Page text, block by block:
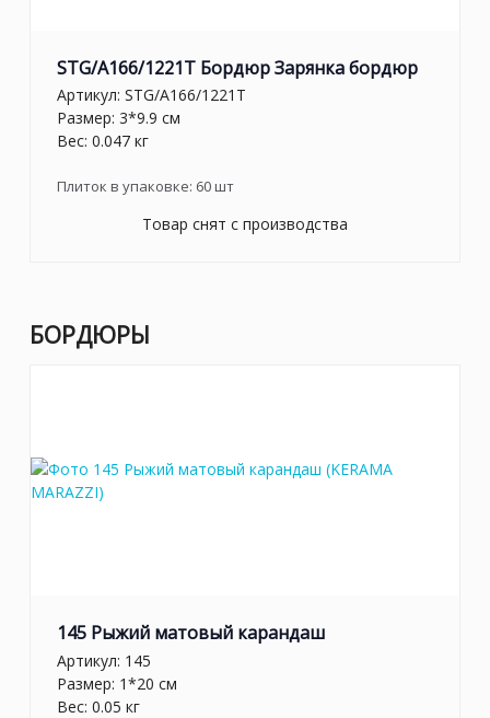
STG/A166/1221T Бордюр Зарянка бордюр
Артикул: STG/A166/1221T
Размер: 3*9.9 см
Вес: 0.047 кг
Плиток в упаковке: 60шт
Товар снят с производства
БОРДЮРЫ
145 Рыжий матовый карандаш
Артикул: 145
Размер: 1*20 см
Вес: 0.05 кг